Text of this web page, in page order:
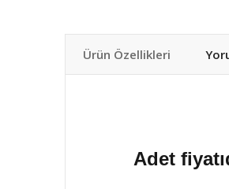
Ürün Özellikleri
Adet